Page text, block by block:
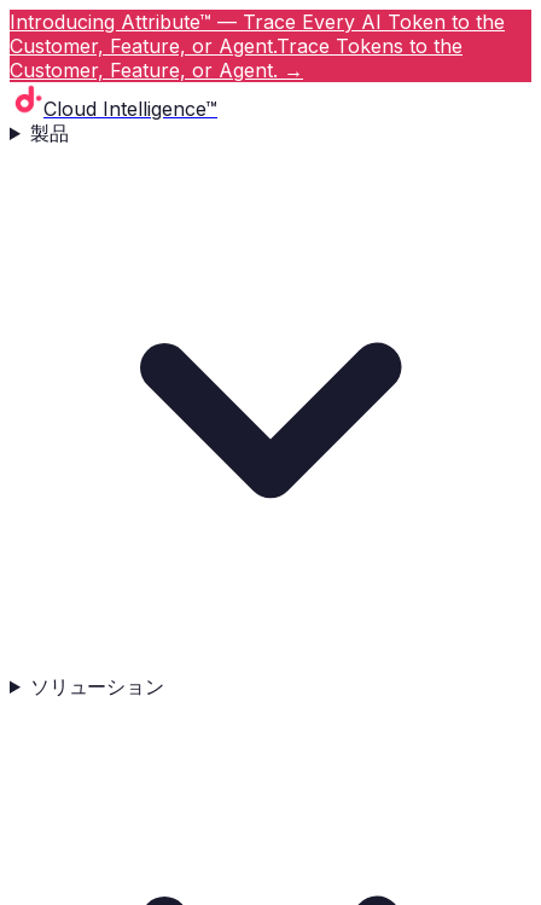
Introducing Attribute™ — Trace Every AI Token to the
Customer, Feature, or Agent.Trace Tokens to the
Customer, Feature, or Agent. →
Cloud Intelligence™
製品
ソリューション